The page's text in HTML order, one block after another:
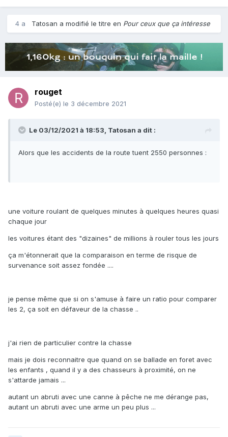
4 a Tatosan a modifié le titre en Pour ceux que ça intéresse
rouget
Posté(e) le 3 décembre 2021
Le 03/12/2021 à 18:53, Tatosan a dit :
Alors que les accidents de la route tuent 2550 personnes :
une voiture roulant de quelques minutes à quelques heures quasi
chaque jour
les voitures étant des "dizaines" de millions à rouler tous les jours
ça m'étonnerait que la comparaison en terme de risque de
survenance soit assez fondée ....
je pense même que si on s'amuse à faire un ratio pour comparer
les 2, ça soit en défaveur de la chasse ..
j'ai rien de particulier contre la chasse
mais je dois reconnaitre que quand on se ballade en foret avec
les enfants , quand il y a des chasseurs à proximité, on ne
s'attarde jamais ...
autant un abruti avec une canne à pêche ne me dérange pas,
autant un abruti avec une arme un peu plus ...